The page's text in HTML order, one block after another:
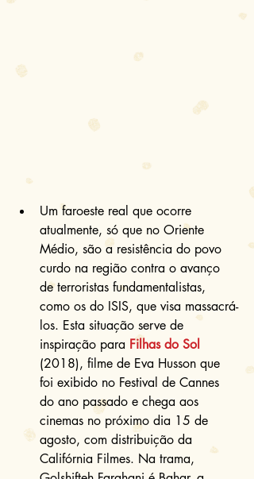
Um faroeste real que ocorre
atualmente, só que no Oriente
Médio, são a resistência do povo
curdo na região contra o avanço
de terroristas fundamentalistas,
como os do ISIS, que visa massacrá-
los. Esta situação serve de
inspiração para Filhas do Sol
(2018), filme de Eva Husson que
foi exibido no Festival de Cannes
do ano passado e chega aos
cinemas no próximo dia 15 de
agosto, com distribuição da
Califórnia Filmes. Na trama,